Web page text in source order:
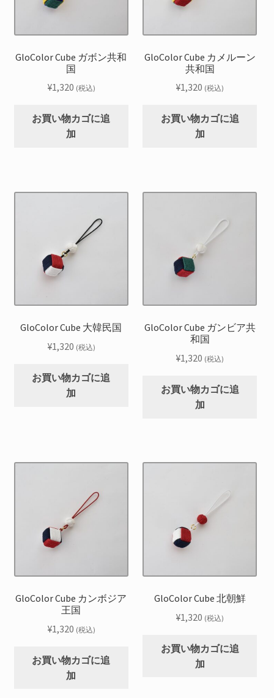
GloColor Cube ガボン共和
国
¥1,320 (税込)
お買い物カゴに追
加
GloColor Cube カメルーン
共和国
¥1,320 (税込)
お買い物カゴに追
加
GloColor Cube 大韓民国
¥1,320 (税込)
お買い物カゴに追
加
GloColor Cube ガンビア共
和国
¥1,320 (税込)
お買い物カゴに追
加
GloColor Cube カンボジア
王国
¥1,320 (税込)
お買い物カゴに追
加
GloColor Cube 北朝鮮
¥1,320 (税込)
お買い物カゴに追
加